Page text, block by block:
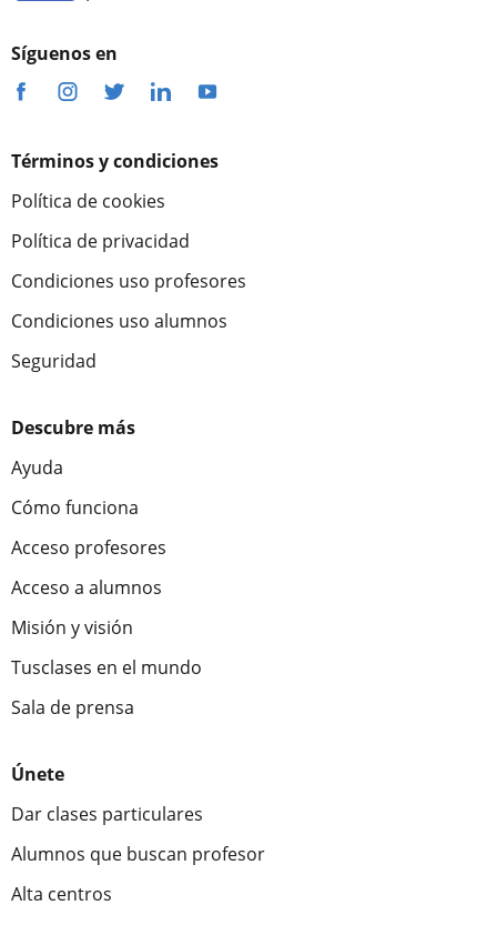
Síguenos en
Términos y condiciones
Política de cookies
Política de privacidad
Condiciones uso profesores
Condiciones uso alumnos
Seguridad
Descubre más
Ayuda
Cómo funciona
Acceso profesores
Acceso a alumnos
Misión y visión
Tusclases en el mundo
Sala de prensa
Únete
Dar clases particulares
Alumnos que buscan profesor
Alta centros